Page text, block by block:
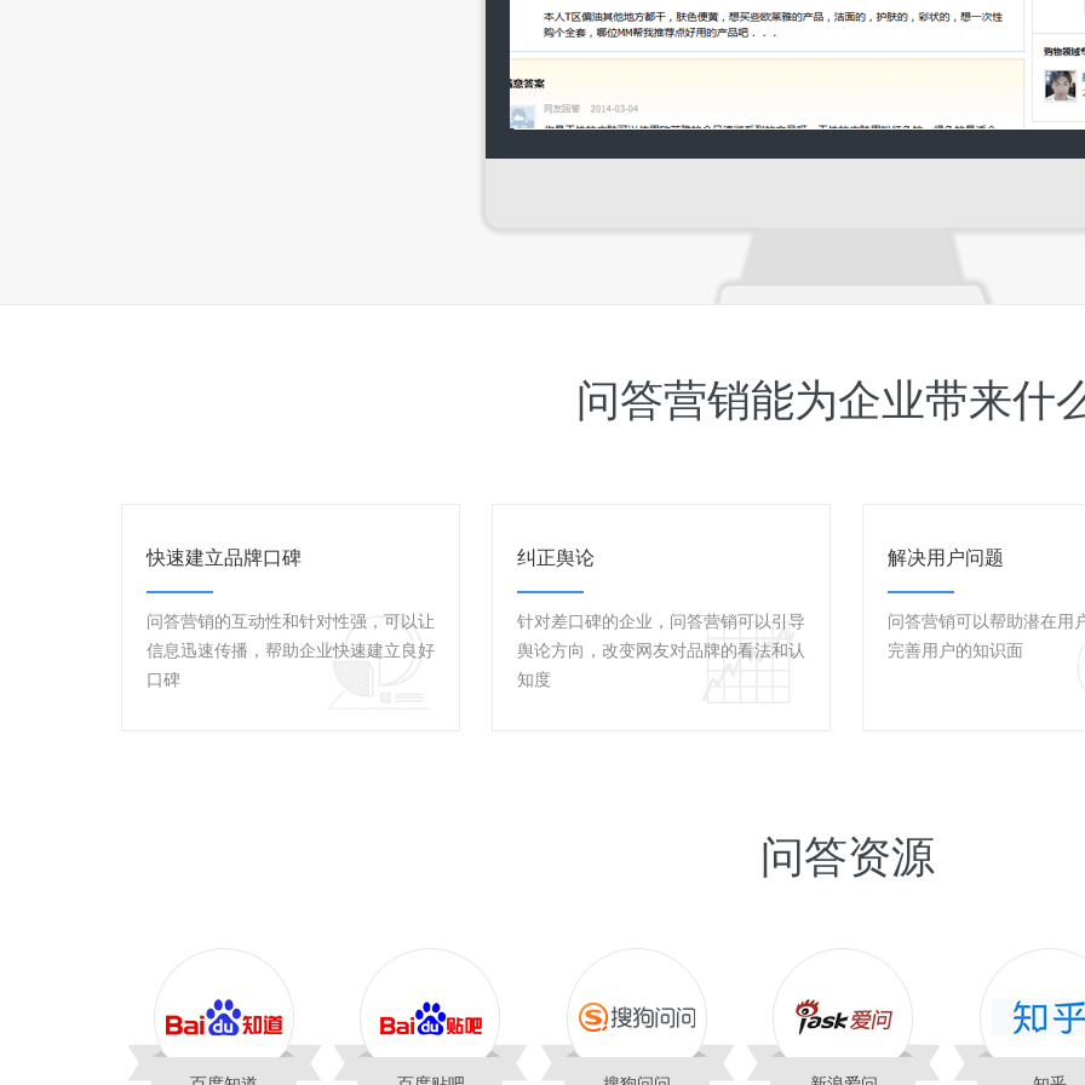
问答营销能为企业带来什
快速建立品牌口碑
问答营销的互动性和针对性强，可以让
信息迅速传播，帮助企业快速建立良好
口碑
纠正舆论
针对差口碑的企业，问答营销可以引导
舆论方向，改变网友对品牌的看法和认
知度
解决用户问题
问答营销可以帮助潜在用
完善用户的知识面
问答资源